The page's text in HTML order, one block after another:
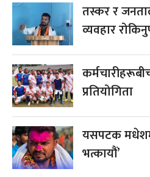
तस्कर र
व्यवहार
प्रतियोगिता
यसपटक
भत्कायौं’